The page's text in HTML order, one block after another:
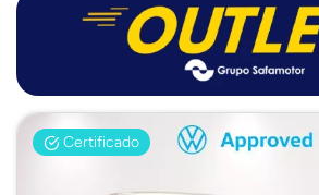
Certificado